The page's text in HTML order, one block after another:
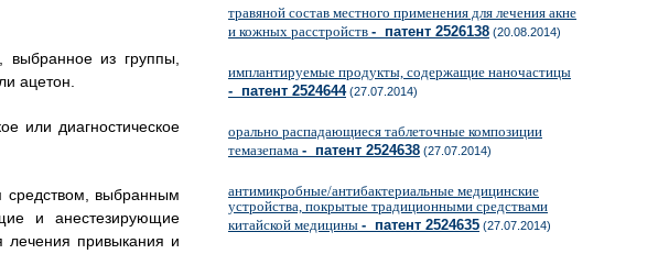
выбранное из группы,
ацетон.
или диагностическое
средством, выбранным
и анестезирующие
лечения привыкания и
травяной состав местного применения для лечения акне
и кожных расстройств - патент 2526138 (20.08.2014)
имплантируемые продукты, содержащие наночастицы
- патент 2524644(27.07.2014)
орально распадающиеся таблеточные композиции
темазепама - патент 2524638 (27.07.2014)
антимикробные/антибактериальные медицинские
устройства, покрытые традиционными средствами
китайской медицины - патент 2524635 (27.07.2014)